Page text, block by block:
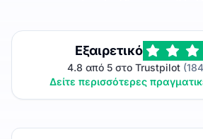
Εξαιρετικό
4.8 από 5 στο Trustpilot
Δείτε περισσότερες